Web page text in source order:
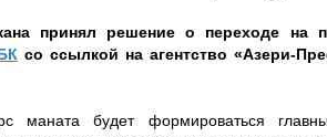
принял решение о переходе на
со ссылкой на агентство «Азери-
маната будет формироваться